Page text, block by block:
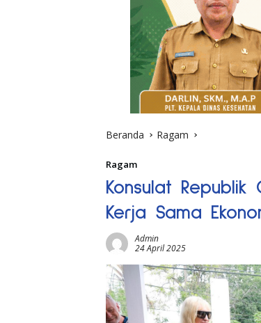
Beranda Ragam
Ragam
Konsulat Republik
Kerja Sama
Admin
24 April 2025